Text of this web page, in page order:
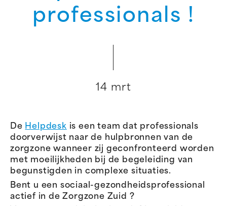
professionals !
14 mrt
De Helpdesk is een team dat professionals
doorverwijst naar de hulpbronnen van de
zorgzone wanneer zij geconfronteerd worden
met moeilijkheden bij de begeleiding van
begunstigden in complexe situaties.
Bent u een sociaal-gezondheidsprofessional
actief in de Zorgzone Zuid ?